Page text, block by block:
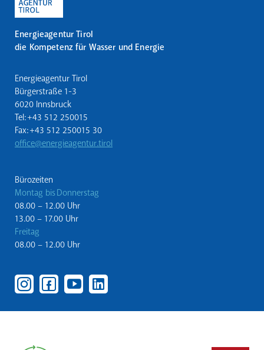
Energieagentur Tirol
die Kompetenz für Wasser und Energie
Energieagentur Tirol
Bürgerstraße 1-3
6020 Innsbruck
Tel: +43 512 250015
Fax: +43 512 250015 30
office@energieagentur.tirol
Bürozeiten
Montag bis Donnerstag
08.00 – 12.00 Uhr
13.00 – 17.00 Uhr
Freitag
08.00 – 12.00 Uhr